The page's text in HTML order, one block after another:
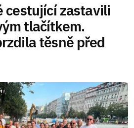
cestující zastavili
tlačítkem.
těsně před